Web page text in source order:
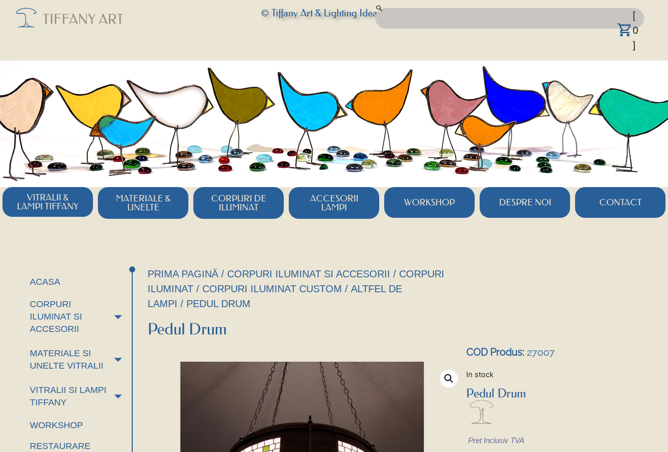
© Tiffany Art & Lighting Idea
[
0
]
VITRALII &
LAMPI TIFFANY
MATERIALE &
UNELTE
CORPURI DE
ILUMINAT
ACCESORII
LAMPI
WORKSHOP DESPRE NOI CONTACT
ACASA
+
CORPURI
ILUMINAT SI
ACCESORII
+
MATERIALE SI
UNELTE VITRALII
+
VITRALII SI LAMPI
TIFFANY
WORKSHOP
RESTAURARE
PRIMA PAGINĂ / CORPURI ILUMINAT SI ACCESORII / CORPURI
ILUMINAT / CORPURI ILUMINAT CUSTOM /ALTFEL DE
LAMPI / PEDUL DRUM
Pedul Drum
COD Produs: 27007
In stock
Pedul Drum
Pret Inclusiv TVA